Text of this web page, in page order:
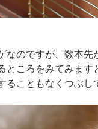
のですが、数本先
ころをみてみます
こともなくつぶし